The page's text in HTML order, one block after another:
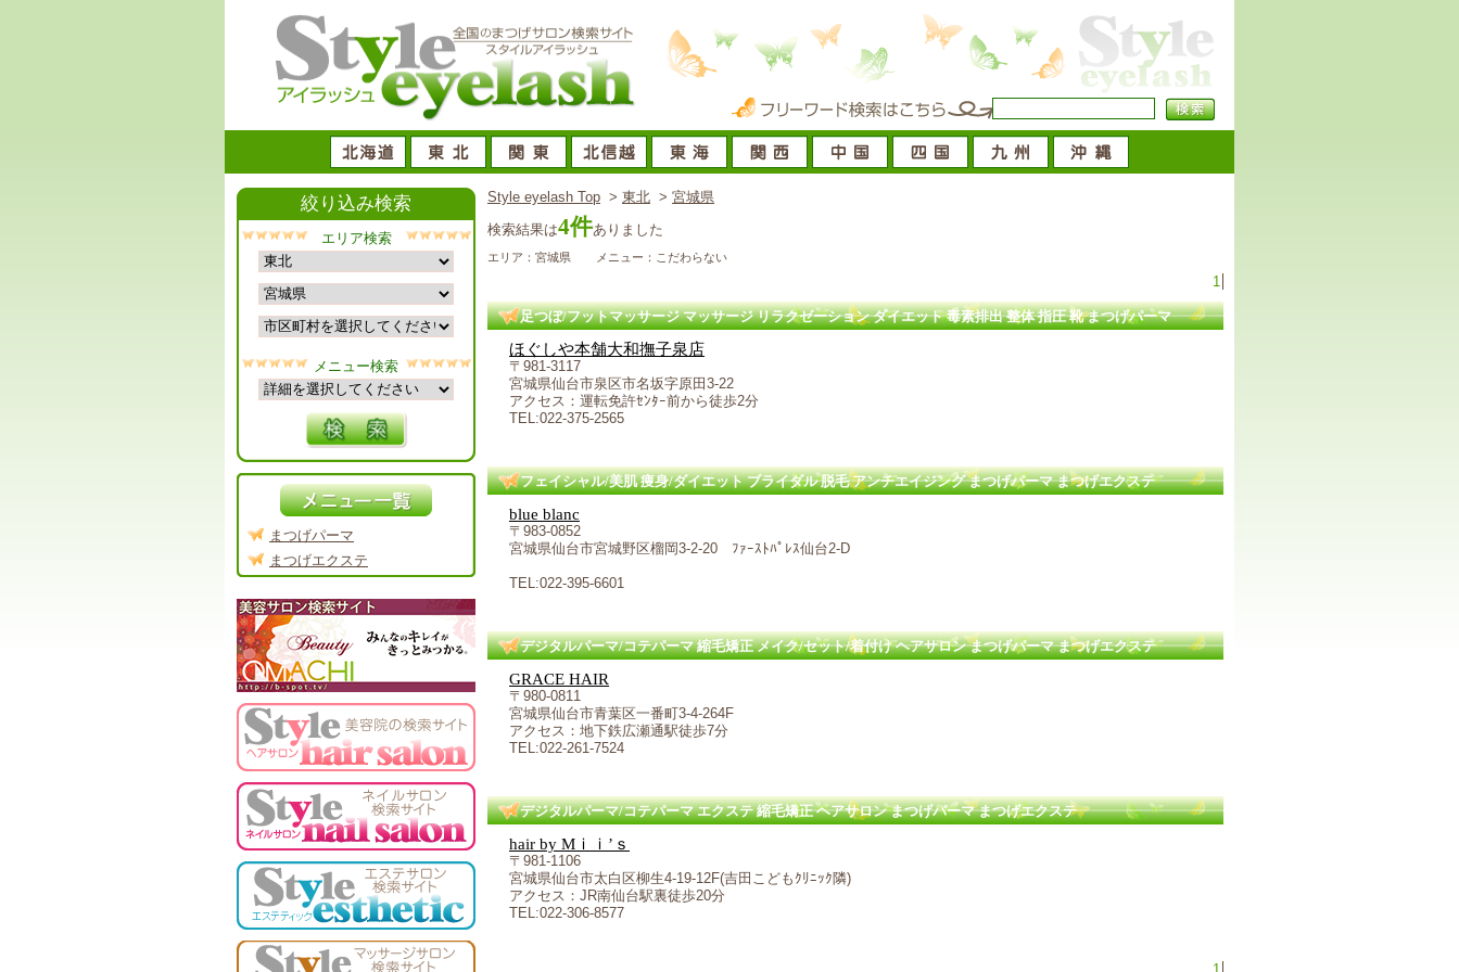
Style eyelash Top > 東北 > 宮城県
検索結果は4件ありました
エリア：宮城県 メニュー：こだわらない
1
足つぼ/フットマッサージ マッサージ リラクゼーション ダイエット 毒素排出 整体 指圧 靴 まつげパーマ
ほぐしや本舗大和撫子泉店
〒981-3117
宮城県仙台市泉区市名坂字原田3-22
アクセス：運転免許ｾﾝﾀｰ前から徒歩2分
TEL:022-375-2565
フェイシャル/美肌 痩身/ダイエット ブライダル 脱毛 アンチエイジング まつげパーマ まつげエクステ
blue blanc
〒983-0852
宮城県仙台市宮城野区榴岡3-2-20 ﾌｧｰｽﾄﾊﾟﾚｽ仙台2-D
TEL:022-395-6601
デジタルパーマ/コテパーマ 縮毛矯正 メイク/セット/着付け ヘアサロン まつげパーマ まつげエクステ
GRACE HAIR
〒980-0811
宮城県仙台市青葉区一番町3‐4‐264F
アクセス：地下鉄広瀬通駅徒歩7分
TEL:022-261-7524
デジタルパーマ/コテパーマ エクステ 縮毛矯正 ヘアサロン まつげパーマ まつげエクステ
hair by Mｉｉ’ｓ
〒981-1106
宮城県仙台市太白区柳生4‐19‐12F(吉田こどもｸﾘﾆｯｸ隣)
アクセス：JR南仙台駅裏徒歩20分
TEL:022-306-8577
絞り込み検索
エリア検索
メニュー検索
まつげパーマ
まつげエクステ